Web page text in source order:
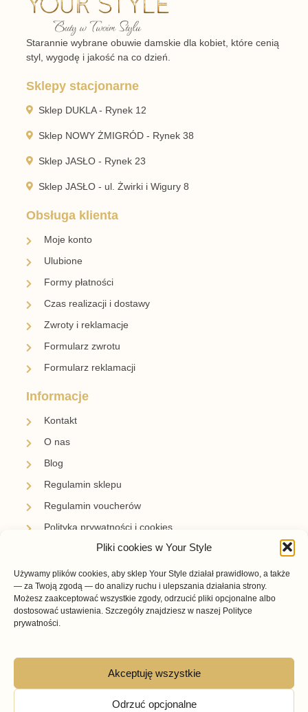
Pliki cookies w Your Style
Używamy plików cookies, aby sklep Your Style działał prawidłowo, a także
— za Twoją zgodą — do analizy ruchu i ulepszania działania strony.
Możesz zaakceptować wszystkie zgody, odrzucić pliki opcjonalne albo
dostosować ustawienia. Szczegóły znajdziesz w naszej Polityce
prywatności.
Akceptuję wszystkie
Odrzuć opcjonalne
Starannie wybrane obuwie damskie dla kobiet, które cenią
styl, wygodę i jakość na co dzień.
Sklepy stacjonarne
Sklep DUKLA - Rynek 12
Sklep NOWY ŻMIGRÓD - Rynek 38
Sklep JASŁO - Rynek 23
Sklep JASŁO - ul. Żwirki i Wigury 8
Obsługa klienta
Moje konto
Ulubione
Formy płatności
Czas realizacji i dostawy
Zwroty i reklamacje
Formularz zwrotu
Formularz reklamacji
Informacje
Kontakt
O nas
Blog
Regulamin sklepu
Regulamin voucherów
Polityka prywatności i cookies
Zapisz się i bądź z nami na bieżąco.
Otrzymuj informacje o nowościach, promocjach i
inspiracjach przygotowanych przez Your Style.
Subskrybuję →